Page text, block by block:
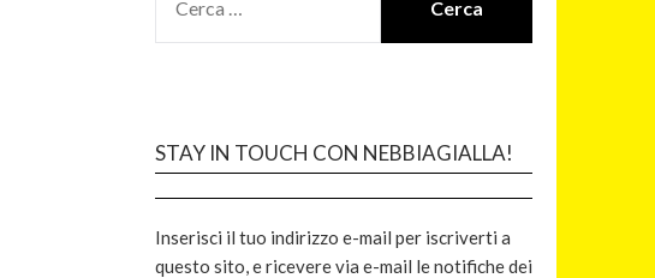
STAY IN TOUCH CON NEBBIAGIALLA!
Inserisci il tuo indirizzo e-mail per iscriverti a
questo sito, e ricevere via e-mail le notifiche dei